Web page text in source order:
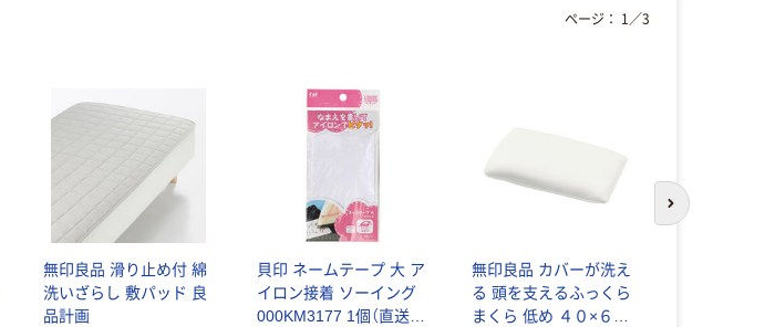
無印良品 滑り止め付 綿
洗いざらし 敷パッド 良
品計画
貝印 ネームテープ 大 ア
イロン接着 ソーイング
000KM3177 1個（直送
無印良品 カバーが洗え
る 頭を支えるふっくら
まくら 低め ４０×６０
ページ： 1 ／3
次のスライド